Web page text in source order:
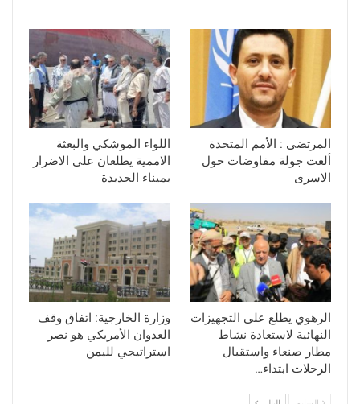
المرتضى : الأمم المتحدة
ألغت جولة مفاوضات حول
الاسرى
اللواء الموشكي والبعثة
الاممية يطلعان على الاضرار
بميناء الحديدة
الرهوي يطلع على التجهيزات
النهائية لاستعادة نشاط
مطار صنعاء واستقبال
الرحلات ابتداء…
وزارة الخارجية: اتفاق وقف
العدوان الأمريكي هو نصر
استراتيجي لليمن